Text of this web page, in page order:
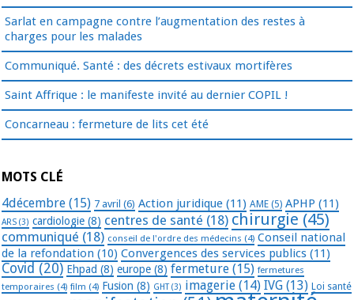
Sarlat en campagne contre l’augmentation des restes à
charges pour les malades
Communiqué. Santé : des décrets estivaux mortifères
Saint Affrique : le manifeste invité au dernier COPIL !
Concarneau : fermeture de lits cet été
MOTS CLÉ
4décembre (15) 7 avril (6) Action juridique (11) AME (5) APHP (11)
ARS (3) cardiologie (8) centres de santé (18) chirurgie (45)
communiqué (18) conseil de l'ordre des médecins (4) Conseil national
de la refondation (10) Convergences des services publics (11)
Covid (20) Ehpad (8) europe (8) fermeture (15) fermetures
temporaires (4) film (4) Fusion (8) GHT(3) imagerie (14) IVG (13) Loi santé